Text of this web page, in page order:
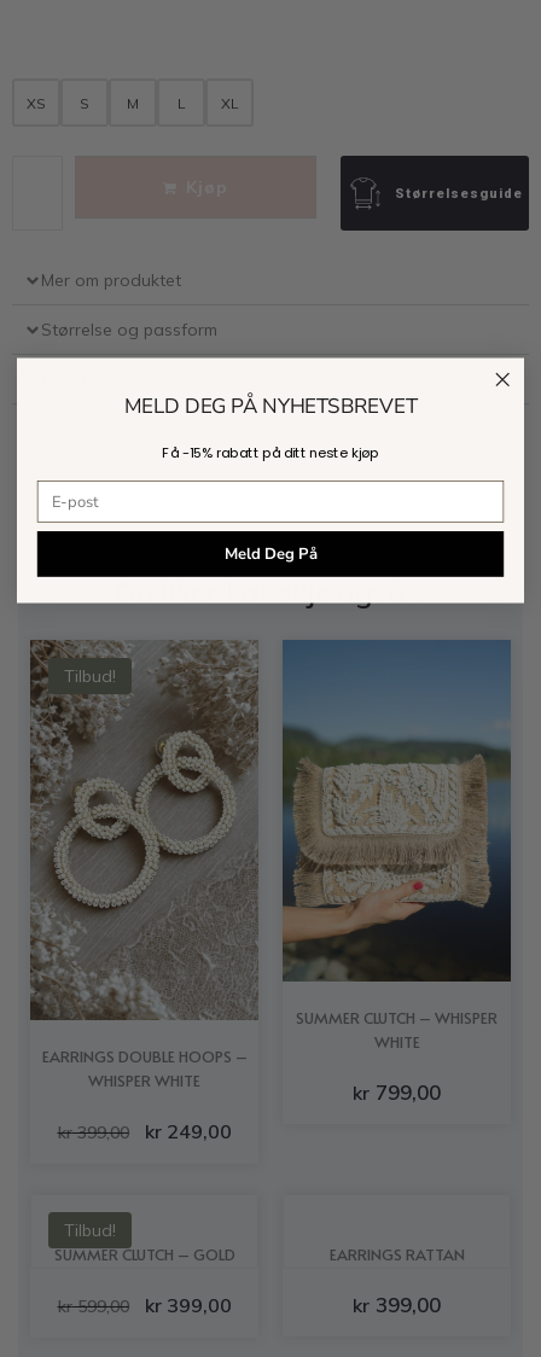
XS S M L XL
Størrelsesguide
Mer om produktet
Størrelse og passform
Tilbud!
EARRINGS DOUBLE HOOPS –
WHISPER WHITE
kr399,00 kr249,00
SUMMER CLUTCH – WHISPER
WHITE
kr 799,00
Tilbud!
SUMMER CLUTCH – GOLD
kr599,00 kr399,00
EARRINGS RATTAN
kr 399,00
MELD DEG PÅ NYHETSBREVET
Få -15% rabattpå ditt neste kjøp
Meld Deg På